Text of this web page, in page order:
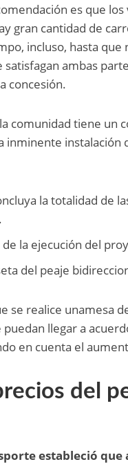
es que
gran cantidad de
incluso, hasta
satisfagan ambas
concesión.
comunidad tiene un
inminente instalación
la totalidad de
la ejecución del
del peaje
se realice unamesa
llegar a
en cuenta el
del
estableció